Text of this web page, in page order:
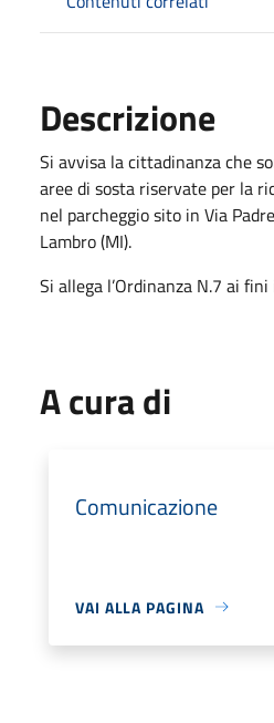
Descrizione
Si avvisa la cittadinanza che
aree di sosta riservate per la
nel parcheggio sito in Via
Lambro (MI).
Si allega l’Ordinanza N.7 ai
A cura di
Comunicazione
VAI ALLA PAGINA